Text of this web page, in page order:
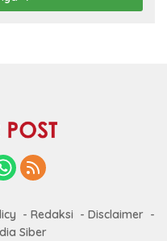
Redaksi
Disclaimer
Siber